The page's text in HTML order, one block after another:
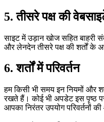
5. तीसरे पक्ष की
साइट में उड़ान खोज सहित
और लेनदेन तीसरे पक्ष की शर्तों के
6. शर्तों में परिवर्तन
हम किसी भी समय इन नियमों और
रखते हैं। कोई भी अपडेट इस पृष्ठ
आपका निरंतर उपयोग परिवर्तनों